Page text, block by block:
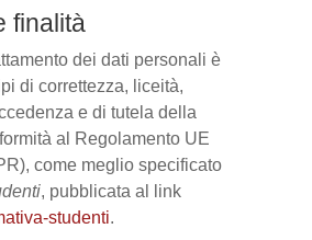
finalità
dei dati personali è
di correttezza, liceità,
e di tutela della
al Regolamento UE
come meglio specificato
, pubblicata al link
studenti.